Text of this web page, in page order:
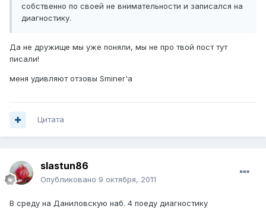
собственно по своей не внимательности и записался на
диагностику.
Да не дружище мы уже поняли, мы не про твой пост тут
писали!
меня удивляют отзовы Sminer'a
Цитата
slastun86
Опубликовано 9 октября, 2011
В среду на Даниловскую наб. 4 поеду диагностику